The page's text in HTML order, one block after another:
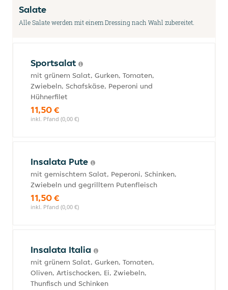
Salate
Alle Salate werden mit einem Dressing nach Wahl zubereitet.
Sportsalat
mit grünem Salat, Gurken, Tomaten,
Zwiebeln, Schafskäse, Peperoni und
Hühnerfilet
11,50 €
inkl. Pfand (0,00 €)
Insalata Pute
mit gemischtem Salat, Peperoni, Schinken,
Zwiebeln und gegrilltem Putenfleisch
11,50 €
inkl. Pfand (0,00 €)
Insalata Italia
mit grünem Salat, Gurken, Tomaten,
Oliven, Artischocken, Ei, Zwiebeln,
Thunfisch und Schinken